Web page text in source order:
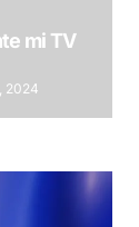
mi TV
2024